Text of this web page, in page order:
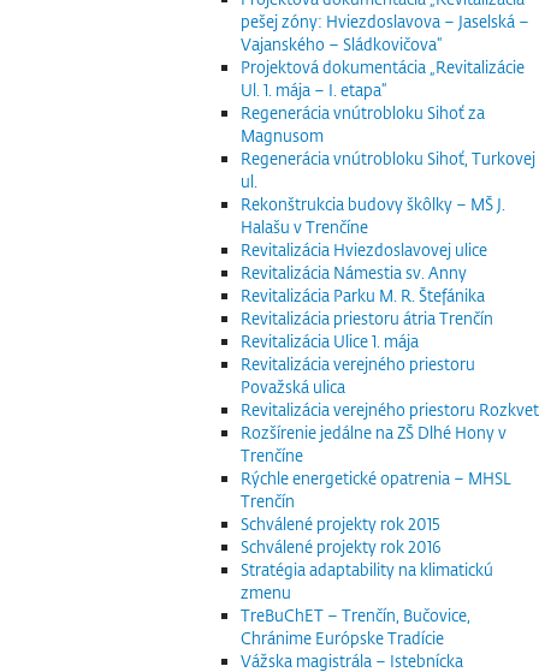
pešej zóny: Hviezdoslavova – Jaselská –
Vajanského – Sládkovičova“
Projektová dokumentácia „Revitalizácie
Ul. 1. mája – I. etapa“
Regenerácia vnútrobloku Sihoť za
Magnusom
Regenerácia vnútrobloku Sihoť, Turkovej
ul.
Rekonštrukcia budovy škôlky – MŠ J.
Halašu v Trenčíne
Revitalizácia Hviezdoslavovej ulice
Revitalizácia Námestia sv. Anny
Revitalizácia Parku M. R. Štefánika
Revitalizácia priestoru átria Trenčín
Revitalizácia Ulice 1. mája
Revitalizácia verejného priestoru
Považská ulica
Revitalizácia verejného priestoru Rozkvet
Rozšírenie jedálne na ZŠ Dlhé Hony v
Trenčíne
Rýchle energetické opatrenia – MHSL
Trenčín
Schválené projekty rok 2015
Schválené projekty rok 2016
Stratégia adaptability na klimatickú
zmenu
TreBuChET – Trenčín, Bučovice,
Chránime Európske Tradície
Vážska magistrála – Istebnícka